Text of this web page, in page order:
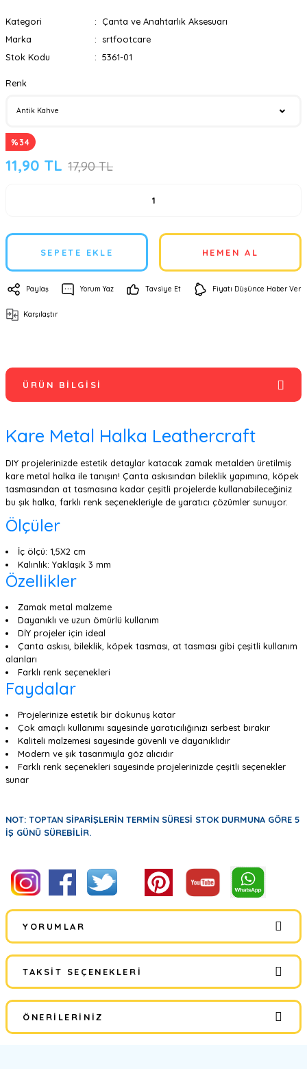
Kategori
Çanta ve Anahtarlık Aksesuarı
Marka
srtfootcare
Stok Kodu
5361-01
Renk
%34
11,90 TL 17,90 TL
SEPETE EKLE HEMEN AL
Paylaş Yorum Yaz Tavsiye Et Fiyatı Düşünce Haber Ver
Karşılaştır
ÜRÜN BILGISI
Kare Metal Halka Leathercraft
DIY projelerinizde estetik detaylar katacak zamak metalden üretilmiş
kare metal halka ile tanışın! Çanta askısından bileklik yapımına, köpek
tasmasından at tasmasına kadar çeşitli projelerde kullanabileceğiniz
bu şık halka, farklı renk seçenekleriyle de yaratıcı çözümler sunuyor.
Ölçüler
İç ölçü: 1,5X2 cm
Kalınlık: Yaklaşık 3 mm
Özellikler
Zamak metal malzeme
Dayanıklı ve uzun ömürlü kullanım
DİY projeler için ideal
Çanta askısı, bileklik, köpek tasması, at tasması gibi çeşitli kullanım
alanları
Farklı renk seçenekleri
Faydalar
Projelerinize estetik bir dokunuş katar
Çok amaçlı kullanımı sayesinde yaratıcılığınızı serbest bırakır
Kaliteli malzemesi sayesinde güvenli ve dayanıklıdır
Modern ve şık tasarımıyla göz alıcıdır
Farklı renk seçenekleri sayesinde projelerinizde çeşitli seçenekler
sunar
NOT: TOPTAN SİPARİŞLERİN TERMİN SÜRESİ STOK DURMUNA GÖRE 5
İŞ GÜNÜ SÜREBİLİR.
YORUMLAR
Bu ürüne ilk yorumu siz yapın!
Yorum Yaz
TAKSIT SEÇENEKLERI
ÖNERILERINIZ